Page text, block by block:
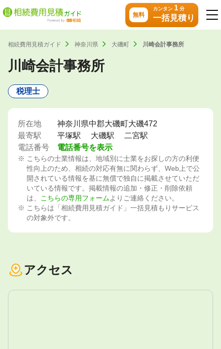
無料
カンタン 1分
一括見積り
相続費用見積ガイド 神奈川県 大磯町 川崎会計事務所
川崎会計事務所
税理士
所在地
神奈川県中郡大磯町大磯472
最寄駅
平塚駅 大磯駅
二宮駅
電話番号
電話番号を表示
こちらの士業情報は、地域別に士業をお探しの方の利便
性向上のため、相続の対応有無に関わらず、Web上で公
開されている情報を基に無償で独自に掲載させていただ
いている情報です。掲載情報の追加・修正・削除依頼
は、
こちらの専用フォームよりご連絡ください。
こちらは「相続費用見積ガイド」一括見積もりサービス
の対象外です。
アクセス